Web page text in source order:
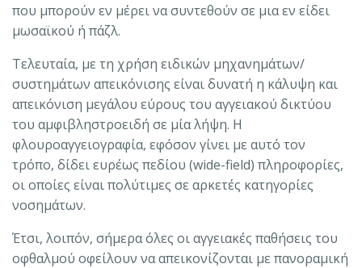
που μπορούν εν μέρει να συντεθούν σε μια εν είδει
μωσαϊκού ή πάζλ.
Τελευταία, με τη χρήση ειδικών μηχανημάτων/
συστημάτων απεικόνισης είναι δυνατή η κάλυψη και
απεικόνιση μεγάλου εύρους του αγγειακού δικτύου
του αμφιβληστροειδή σε μία λήψη. Η
φλουροαγγειογραφία, εφόσον γίνει με αυτό τον
τρόπο, δίδει ευρέως πεδίου (wide-field) πληροφορίες,
οι οποίες είναι πολύτιμες σε αρκετές κατηγορίες
νοσημάτων.
Έτσι, λοιπόν, σήμερα όλες οι αγγειακές παθήσεις του
οφθαλμού οφείλουν να απεικονίζονται με πανοραμική